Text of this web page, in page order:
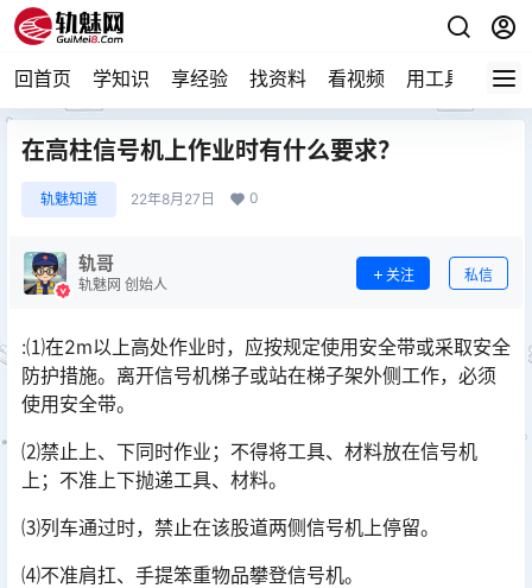
回首页 学知识 享经验 找资料 看视频 用工具 论技
在高柱信号机上作业时有什么要求？
轨魅知道 22年8月27日 0
轨哥
轨魅网 创始人
关注 私信
:⑴在2m以上高处作业时，应按规定使用安全带或采取安全
防护措施。离开信号机梯子或站在梯子架外侧工作，必须
使用安全带。
⑵禁止上、下同时作业；不得将工具、材料放在信号机
上；不准上下抛递工具、材料。
⑶列车通过时，禁止在该股道两侧信号机上停留。
⑷不准肩扛、手提笨重物品攀登信号机。